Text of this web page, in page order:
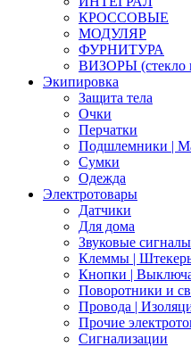
КРОССОВЫЕ
МОДУЛЯР
ФУРНИТУРА
ВИЗОРЫ (стекло
Экипировка
Защита тела
Очки
Перчатки
Подшлемники |
Сумки
Одежда
Электротовары
Датчики
Для дома
Звуковые сигналы
Клеммы |
Кнопки |
Поворотники и
Провода |
Прочие
Сигнализации